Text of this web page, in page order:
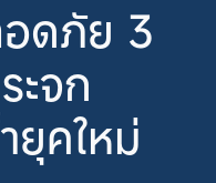
ดภัย 3
ะจก
ยุคใหม่